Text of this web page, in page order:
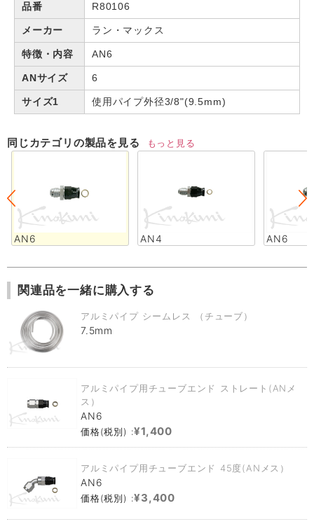
品番 R80106
メーカー ラン・マックス
特徴・内容 AN6
ANサイズ 6
サイズ1 使用パイプ外径3/8"(9.5mm)
同じカテゴリの製品を見る もっと見る
AN6 AN4 AN6
関連品を一緒に購入する
アルミパイプ シームレス （チューブ）
7.5mm
アルミパイプ用チューブエンド ストレート(ANメ
ス）
AN6
価格(税別) :¥1,400
アルミパイプ用チューブエンド 45度(ANメス）
AN6
価格(税別) :¥3,400